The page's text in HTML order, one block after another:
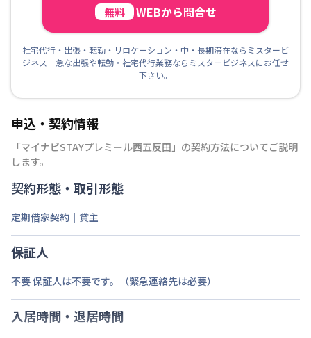
無料 WEBから問合せ
社宅代行・出張・転勤・リロケーション・中・長期滞在ならミスタービ
ジネス 急な出張や転勤・社宅代行業務ならミスタービジネスにお任せ
下さい。
申込・契約情報
「マイナビSTAYプレミール西五反田 」の契約方法についてご説明
します。
契約形態・取引形態
定期借家契約｜貸主
保証人
不要 保証人は不要です。（緊急連絡先は必要）
入居時間・退居時間